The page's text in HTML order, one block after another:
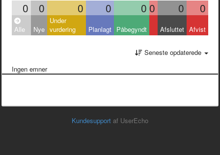
0 0 0 0 0 0 0 0
Alle Nye
Under
vurdering
Planlagt Påbegyndt Afsluttet Afvist
Seneste opdaterede
Ingen emner
Kundesupport af UserEcho